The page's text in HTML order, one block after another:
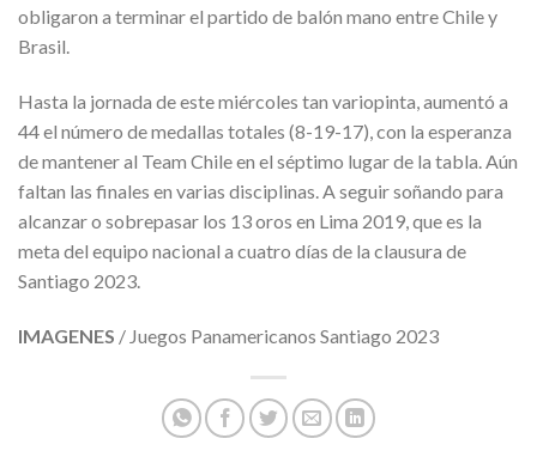
obligaron a terminar el partido de balón mano entre Chile y
Brasil.
Hasta la jornada de este miércoles tan variopinta, aumentó a
44 el número de medallas totales (8-19-17), con la esperanza
de mantener al Team Chile en el séptimo lugar de la tabla. Aún
faltan las finales en varias disciplinas. A seguir soñando para
alcanzar o sobrepasar los 13 oros en Lima 2019, que es la
meta del equipo nacional a cuatro días de la clausura de
Santiago 2023.
IMAGENES / Juegos Panamericanos Santiago 2023